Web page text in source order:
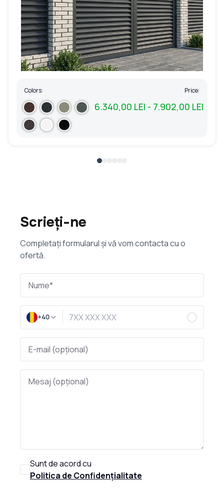
Colors: Price:
6.340,00 LEI - 7.902,00 LEI
Scrieți-ne
Completați formularul și vă vom contacta cu o
ofertă.
+40
Sunt de acord cu
Politica de Confidențialitate